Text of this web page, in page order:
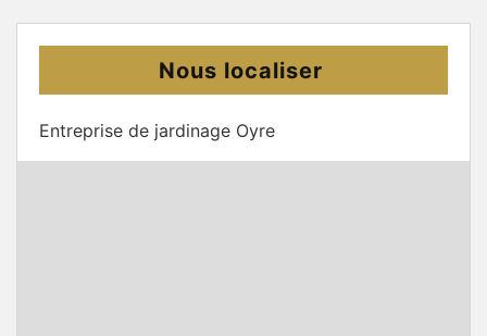
Nous localiser
Entreprise de jardinage Oyre